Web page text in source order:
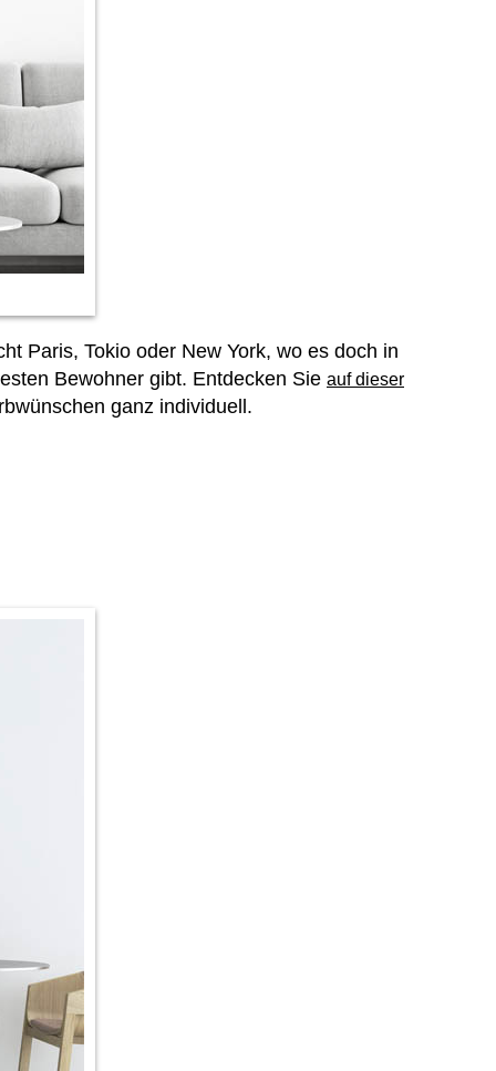
Paris, Tokio oder New York, wo es doch in
Bewohner gibt. Entdecken Sie auf dieser
ganz individuell.